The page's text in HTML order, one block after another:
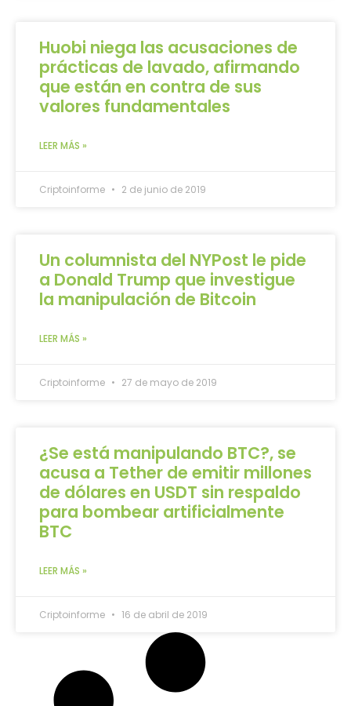
Huobi niega las acusaciones de
prácticas de lavado, afirmando
que están en contra de sus
valores fundamentales
LEER MÁS »
Criptoinforme 2 de junio de 2019
Un columnista del NYPost le pide
a Donald Trump que investigue
la manipulación de Bitcoin
LEER MÁS »
Criptoinforme 27 de mayo de 2019
¿Se está manipulando BTC?, se
acusa a Tether de emitir millones
de dólares en USDT sin respaldo
para bombear artificialmente
BTC
LEER MÁS »
Criptoinforme 16 de abril de 2019